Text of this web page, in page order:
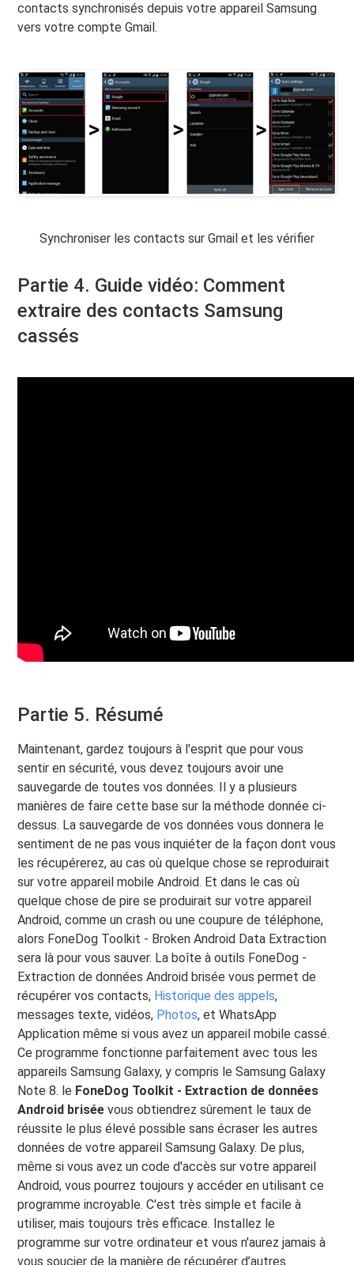
contacts synchronisés depuis votre appareil Samsung
vers votre compte Gmail.
Synchroniser les contacts sur Gmail et les vérifier
Partie 4. Guide vidéo: Comment
extraire des contacts Samsung
cassés
Partie 5. Résumé
Maintenant, gardez toujours à l'esprit que pour vous
sentir en sécurité, vous devez toujours avoir une
sauvegarde de toutes vos données. Il y a plusieurs
manières de faire cette base sur la méthode donnée ci-
dessus. La sauvegarde de vos données vous donnera le
sentiment de ne pas vous inquiéter de la façon dont vous
les récupérerez, au cas où quelque chose se reproduirait
sur votre appareil mobile Android. Et dans le cas où
quelque chose de pire se produirait sur votre appareil
Android, comme un crash ou une coupure de téléphone,
alors FoneDog Toolkit - Broken Android Data Extraction
sera là pour vous sauver. La boîte à outils FoneDog -
Extraction de données Android brisée vous permet de
récupérer vos contacts, Historique des appels,
messages texte, vidéos, Photos, et WhatsApp
Application même si vous avez un appareil mobile cassé.
Ce programme fonctionne parfaitement avec tous les
appareils Samsung Galaxy, y compris le Samsung Galaxy
Note 8. le FoneDog Toolkit - Extraction de données
Android brisée vous obtiendrez sûrement le taux de
réussite le plus élevé possible sans écraser les autres
données de votre appareil Samsung Galaxy. De plus,
même si vous avez un code d'accès sur votre appareil
Android, vous pourrez toujours y accéder en utilisant ce
programme incroyable. C'est très simple et facile à
utiliser, mais toujours très efficace. Installez le
programme sur votre ordinateur et vous n'aurez jamais à
vous soucier de la manière de récupérer d’autres